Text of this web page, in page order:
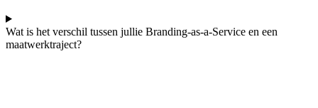
Wat is het verschil tussen jullie Branding-as-a-Service en een
maatwerktraject?